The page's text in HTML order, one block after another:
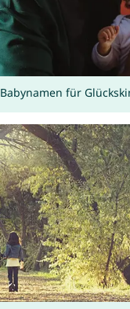
Babynamen für